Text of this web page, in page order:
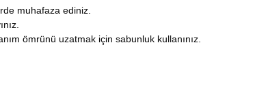
muhafaza ediniz.
ömrünü uzatmak için sabunluk kullanınız.